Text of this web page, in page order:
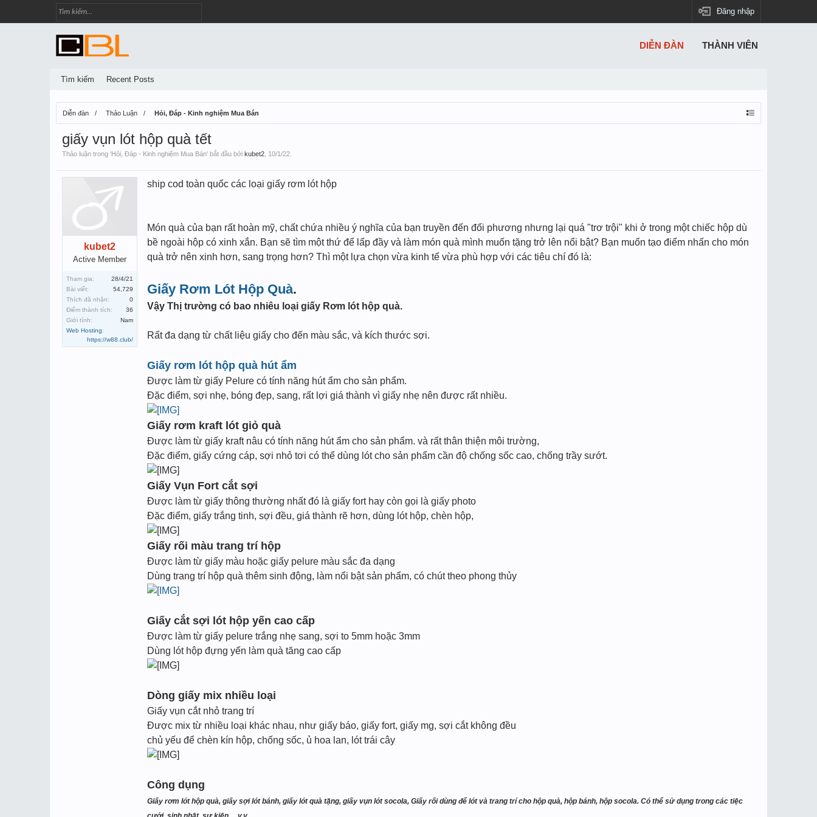
Đăng nhập
Diễn đàn Thảo Luận Hỏi, Đáp - Kinh nghiệm Mua Bán
giấy vụn lót hộp quà tết
Thảo luận trong 'Hỏi, Đáp - Kinh nghiệm Mua Bán' bắt đầu bởi kubet2 10/1/22
kubet2
Active Member
Tham gia:
28/4/21
Bài viết:
54,729
Thích đã nhận:
0
Điểm thành tích:
36
Giới tính:
Nam
Web Hosting:
https://w88.club/
ship cod toàn quốc các loại giấy rơm lót hộp
Món quà của bạn rất hoàn mỹ, chất chứa nhiều ý nghĩa của bạn truyền đến đối phương nhưng lại quá "trơ trội" khi ở trong một chiếc hộp dù
bề ngoài hộp có xinh xắn. Bạn sẽ tìm một thứ để lấp đầy và làm món quà mình muốn tặng trở lên nổi bật? Bạn muốn tạo điểm nhấn cho món
quà trở nên xinh hơn, sang trọng hơn? Thì một lựa chọn vừa kinh tế vừa phù hợp với các tiêu chí đó là:
Giấy Rơm Lót Hộp Quà.
Vậy Thị trường có bao nhiêu loại giấy Rơm lót hộp quà.
Rất đa dạng từ chất liệu giấy cho đến màu sắc, và kích thước sợi.
Giấy rơm lót hộp quà hút ẩm
Được làm từ giấy Pelure có tính năng hút ẩm cho sản phẩm.
Đặc điểm, sợi nhẹ, bóng đẹp, sang, rất lợi giá thành vì giấy nhẹ nên được rất nhiều.
Giấy rơm kraft lót giỏ quà
Được làm từ giấy kraft nâu có tính năng hút ẩm cho sản phẩm. và rất thân thiện môi trường,
Đặc điểm, giấy cứng cáp, sợi nhỏ tơi có thể dùng lót cho sản phẩm cần độ chống sốc cao, chống trầy sướt.
Giấy Vụn Fort cắt sợi
Được làm từ giấy thông thường nhất đó là giấy fort hay còn gọi là giấy photo
Đặc điểm, giấy trắng tinh, sợi đều, giá thành rẽ hơn, dùng lót hộp, chèn hộp,
Giấy rối màu trang trí hộp
Được làm từ giấy màu hoặc giấy pelure màu sắc đa dạng
Dùng trang trí hộp quà thêm sinh động, làm nổi bật sản phẩm, có chút theo phong thủy
Giấy cắt sợi lót hộp yến cao cấp
Được làm từ giấy pelure trắng nhẹ sang, sợi to 5mm hoặc 3mm
Dùng lót hộp đựng yến làm quà tăng cao cấp
Dòng giấy mix nhiều loại
Giấy vụn cắt nhỏ trang trí
Được mix từ nhiều loại khác nhau, như giấy báo, giấy fort, giấy mg, sợi cắt không đều
chủ yếu để chèn kín hộp, chống sốc, ủ hoa lan, lót trái cây
Công dụng
Giấy rơm lót hộp quà, giấy sợi lót bánh, giấy lót quà tặng, giấy vụn lót socola, Giấy rối dùng để lót và trang trí cho hộp quà, hộp bánh, hộp socola. Có thể sử dụng trong các tiệc
DIỄN ĐÀN
Tìm kiếm Recent Posts
THÀNH VIÊN